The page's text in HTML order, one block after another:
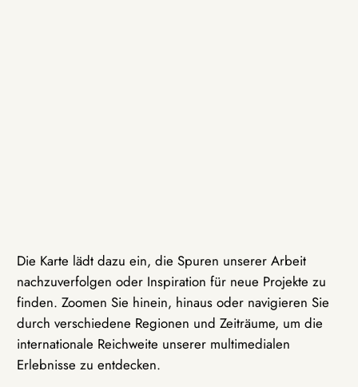
Die Karte lädt dazu ein, die Spuren unserer Arbeit
nachzuverfolgen oder Inspiration für neue Projekte zu
finden. Zoomen Sie hinein, hinaus oder navigieren Sie
durch verschiedene Regionen und Zeiträume, um die
internationale Reichweite unserer multimedialen
Erlebnisse zu entdecken.